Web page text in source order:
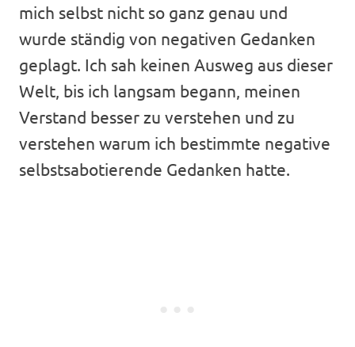
mich selbst nicht so ganz genau und
wurde ständig von negativen Gedanken
geplagt. Ich sah keinen Ausweg aus dieser
Welt, bis ich langsam begann, meinen
Verstand besser zu verstehen und zu
verstehen warum ich bestimmte negative
selbstsabotierende Gedanken hatte.